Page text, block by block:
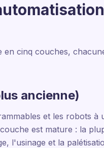
en cinq couches,
ancienne)
et les robots à
est mature : la
l'usinage et la